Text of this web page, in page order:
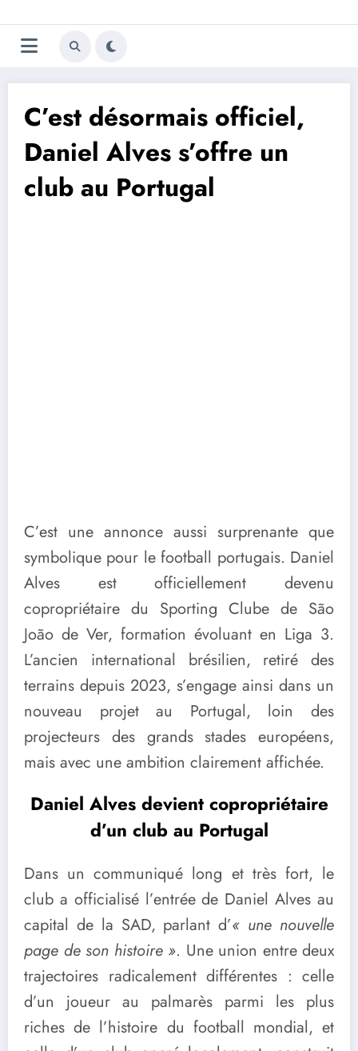
au
contenu
Trivela
L'actualité du football
C’est désormais officiel,
Daniel Alves s’offre un
club au Portugal
C’est une annonce aussi surprenante que
symbolique pour le football portugais. Daniel
Alves est officiellement devenu
copropriétaire du Sporting Clube de São
João de Ver, formation évoluant en Liga 3.
L’ancien international brésilien, retiré des
terrains depuis 2023, s’engage ainsi dans un
nouveau projet au Portugal, loin des
projecteurs des grands stades européens,
mais avec une ambition clairement affichée.
Daniel Alves devient copropriétaire
d’un club au Portugal
Dans un communiqué long et très fort, le
club a officialisé l’entrée de Daniel Alves au
capital de la SAD, parlant d’« une nouvelle
page de son histoire ». Une union entre deux
trajectoires radicalement différentes : celle
d’un joueur au palmarès parmi les plus
riches de l’histoire du football mondial, et